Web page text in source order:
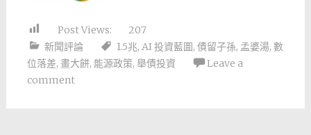
Post Views:
207
新聞評論
1.5兆, AI 投資藍圖, 債留子孫, 孟婆湯, 數
位落差, 畫大餅, 能源政策, 舉債投資
Leave a
comment